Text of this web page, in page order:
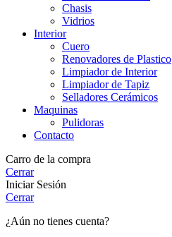
Chasis
Vidrios
Interior
Cuero
Renovadores de Plastico
Limpiador de Interior
Limpiador de Tapiz
Selladores Cerámicos
Maquinas
Pulidoras
Contacto
Carro de la compra
Cerrar
Iniciar Sesión
Cerrar
¿Aún no tienes cuenta?